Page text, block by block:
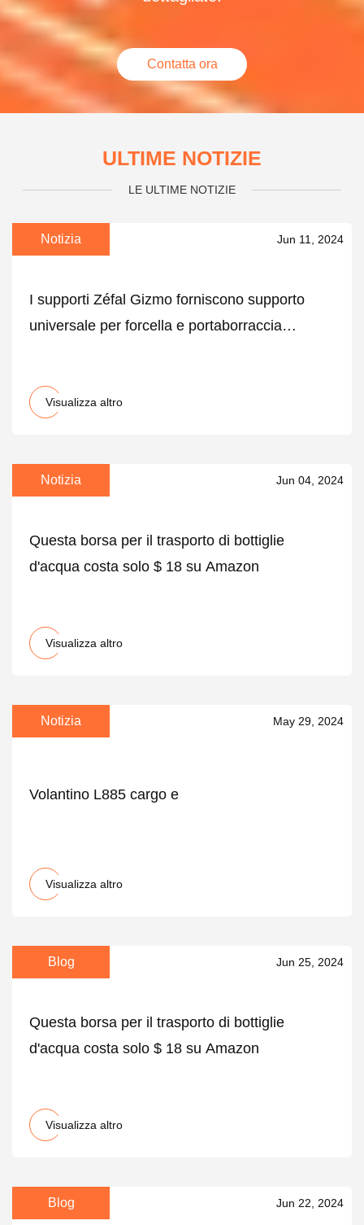
Contatta ora
ULTIME NOTIZIE
LE ULTIME NOTIZIE
Notizia Jun 11, 2024
I supporti Zéfal Gizmo forniscono supporto
universale per forcella e portaborraccia
Visualizza altro
Notizia Jun 04, 2024
Questa borsa per il trasporto di bottiglie
d'acqua costa solo $ 18 su Amazon
Visualizza altro
Notizia May 29, 2024
Volantino L885 cargo e
Visualizza altro
Blog Jun 25, 2024
Questa borsa per il trasporto di bottiglie
d'acqua costa solo $ 18 su Amazon
Visualizza altro
Blog Jun 22, 2024